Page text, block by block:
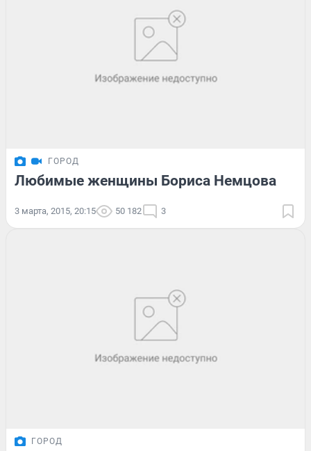
ГОРОД
Любимые женщины Бориса Немцова
3 марта, 2015, 20:15 50 182 3
ГОРОД